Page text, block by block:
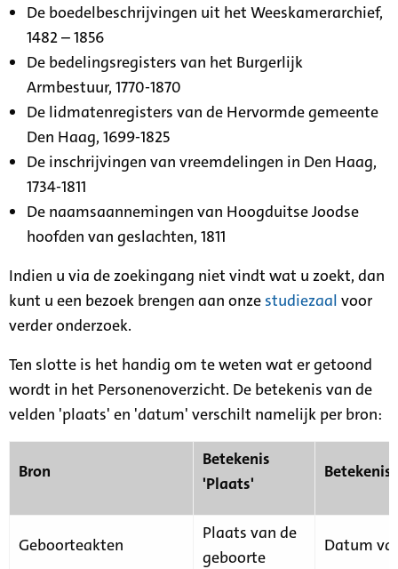
De boedelbeschrijvingen uit het Weeskamerarchief,
1482 – 1856
De bedelingsregisters van het Burgerlijk
Armbestuur, 1770-1870
De lidmatenregisters van de Hervormde gemeente
Den Haag, 1699-1825
De inschrijvingen van vreemdelingen in Den Haag,
1734-1811
De naamsaannemingen van Hoogduitse Joodse
hoofden van geslachten, 1811
Indien u via de zoekingang niet vindt wat u zoekt, dan
kunt u een bezoek brengen aan onze studiezaal voor
verder onderzoek.
Ten slotte is het handig om te weten wat er getoond
wordt in het Personenoverzicht. De betekenis van de
velden 'plaats' en 'datum' verschilt namelijk per bron:
Bron
Betekenis
'Plaats'
Geboorteakten
Plaats van de
geboorte
Datum